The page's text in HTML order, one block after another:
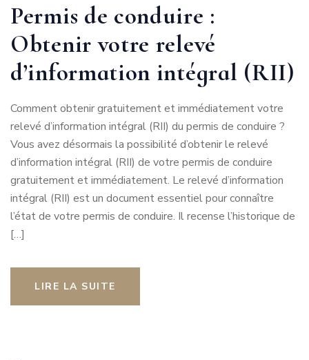
Permis de conduire :
Obtenir votre relevé
d’information intégral (RII)
Comment obtenir gratuitement et immédiatement votre
relevé d’information intégral (RII) du permis de conduire ?
Vous avez désormais la possibilité d’obtenir le relevé
d’information intégral (RII) de votre permis de conduire
gratuitement et immédiatement. Le relevé d’information
intégral (RII) est un document essentiel pour connaître
l’état de votre permis de conduire. Il recense l’historique de
[…]
LIRE LA SUITE